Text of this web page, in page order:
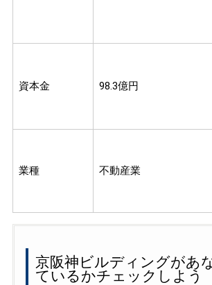
資本金 98.3億円
業種 不動産業
京阪神ビルディングがあ
ているかチェックしよう